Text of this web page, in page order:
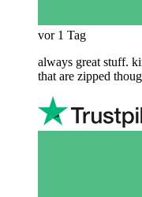
vor 1 Tag
always great stuff.
that are zipped